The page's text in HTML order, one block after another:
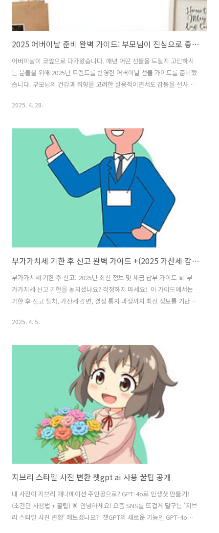
2025 어버이날 준비 완벽 가이드: 부모님이 진심으로 좋아하실 선물 BEST 10
어버이날이 코앞으로 다가왔습니다. 매년 어떤 선물을 드릴지 고민하시
는 분들을 위해 2025년 트렌드를 반영한 어버이날 선물 가이드를 준비했
습니다. 부모님의 건강과 취향을 고려한 실용적이면서도 감동을 선사할
까?2025년 어버이날 트렌드는?부모님 연령대별 추천 선물가격대별 선
어 어버이날, 왜 특별한 선물이 필요할까? 어버이날은 단순한 기념일을
넘어 평소 표현하지 못했던 감사의 마음을 전달하는 소중한 기회입니다.
특히 2025년은 디지털 기술과 건강에 대한 관심이 높아지면서 스마트 헬
스케어 제품이나 맞춤형 경험 선물이 인기를 끌고 있습니다. 어버이날 특
별한 카네이션 준비하..
2025. 4. 28.
부가가치세 기한 후 신고 완벽 가이드 +(2025 가산세 감면 혜택 총정리)
부가가치세 기한 후 신고: 2025년 최신 정보 및 세금 납부 가이드 📊 부
가가치세 신고 기한을 놓치셨나요? 걱정하지 마세요! 이 가이드에서는
기한 후 신고 절차, 가산세 감면, 결정 통지 과정까지 최신 정보를 기반으
를 효과적으로 해결하세요! 1️⃣ 부가가치세 기한 후 신고의 개념과 중요
발적으로 신고하는 것을 말합니다. 📢 신고 기한을 놓쳤더라도 기한 후
신고를 통해 가산세 감면 혜택을 받을 수 있어, 추가적인 세금 부담을 줄
일 수 있습니다! 💰 부가가치세 기한 후 신고하기 2️⃣ 기한 후 신고 시 발
생하는 불이익 🎯기한 후 신고를 하면 다음과 같은..
2025. 4. 5.
지브리 스타일 사진 변환 챗gpt ai 사용 꿀팁 공개
내 사진이 지브리 애니메이션 주인공으로? GPT-4o로 인생샷 만들기!
(초간단 사용법 + 꿀팁) 🌟 안녕하세요! 요즘 SNS를 뜨겁게 달구는 '지브
리 스타일 사진 변환' 해보셨나요? 챗GPT의 새로운 기능인 GPT-4o를